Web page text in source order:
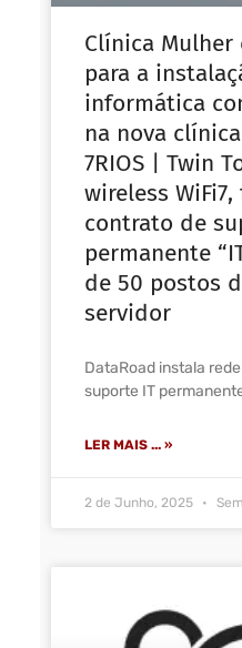
Clínica Mulher
para a
informática
na nova
7RIOS | Twin
wireless
contrato de
permanente
de 50 postos
servidor
DataRoad instala
suporte IT
LER MAIS ... »
2 de Junho, 2025